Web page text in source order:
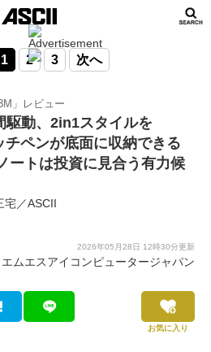
1 2 3 次へ
」レビュー
動、2in1スタイルを
ペンが底面に収納できる
ートは投資に見合う有力候
／ASCII
2026年05月28日 12時30分更新
ムエスアイコンピュータージャパン
お気に入り